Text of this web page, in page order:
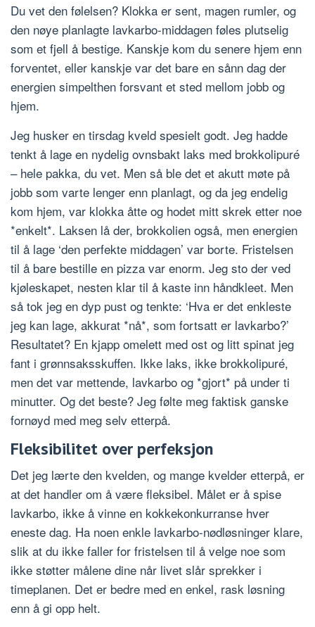
Du vet den følelsen? Klokka er sent, magen rumler, og
den nøye planlagte lavkarbo-middagen føles plutselig
som et fjell å bestige. Kanskje kom du senere hjem enn
forventet, eller kanskje var det bare en sånn dag der
energien simpelthen forsvant et sted mellom jobb og
hjem.
Jeg husker en tirsdag kveld spesielt godt. Jeg hadde
tenkt å lage en nydelig ovnsbakt laks med brokkolipuré
– hele pakka, du vet. Men så ble det et akutt møte på
jobb som varte lenger enn planlagt, og da jeg endelig
kom hjem, var klokka åtte og hodet mitt skrek etter noe
*enkelt*. Laksen lå der, brokkolien også, men energien
til å lage ‘den perfekte middagen’ var borte. Fristelsen
til å bare bestille en pizza var enorm. Jeg sto der ved
kjøleskapet, nesten klar til å kaste inn håndkleet. Men
så tok jeg en dyp pust og tenkte: ‘Hva er det enkleste
jeg kan lage, akkurat *nå*, som fortsatt er lavkarbo?’
Resultatet? En kjapp omelett med ost og litt spinat jeg
fant i grønnsaksskuffen. Ikke laks, ikke brokkolipuré,
men det var mettende, lavkarbo og *gjort* på under ti
minutter. Og det beste? Jeg følte meg faktisk ganske
fornøyd med meg selv etterpå.
Fleksibilitet over perfeksjon
Det jeg lærte den kvelden, og mange kvelder etterpå, er
at det handler om å være fleksibel. Målet er å spise
lavkarbo, ikke å vinne en kokkekonkurranse hver
eneste dag. Ha noen enkle lavkarbo-nødløsninger klare,
slik at du ikke faller for fristelsen til å velge noe som
ikke støtter målene dine når livet slår sprekker i
timeplanen. Det er bedre med en enkel, rask løsning
enn å gi opp helt.